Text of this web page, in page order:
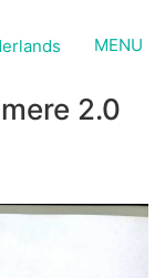
MENU
2.0